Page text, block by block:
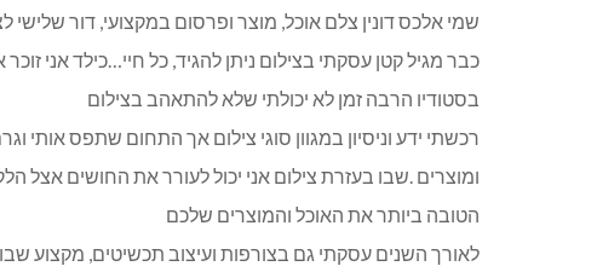
שמי אלכס דונין צלם אוכל, מוצר ופרסום במקצועי, דור שלישי
כבר מגיל קטן עסקתי בצילום ניתן להגיד, כל חיי…כילד אני
בסטודיו הרבה זמן לא יכולתי שלא להתאהב בצילום
רכשתי ידע וניסיון במגוון סוגי צילום אך התחום שתפס אותי
ומוצרים .שבו בעזרת צילום אני יכול לעורר את החושים אצל
הטובה ביותר את האוכל והמוצרים שלכם
לאורך השנים עסקתי גם בצורפות ועיצוב תכשיטים, מקצוע